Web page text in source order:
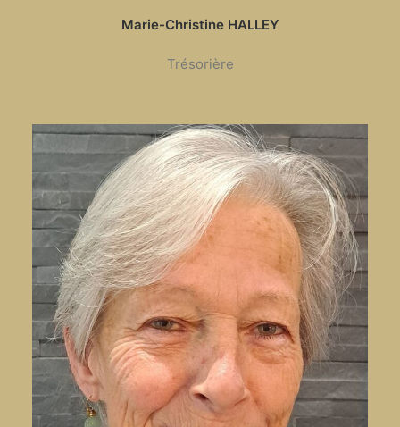
Marie-Christine HALLEY
Trésorière